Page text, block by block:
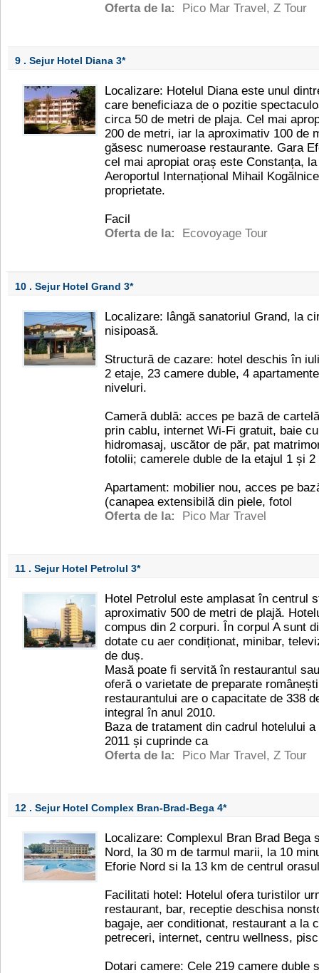
Oferta de la:
Pico Mar Travel, Z Tour
9 . Sejur Hotel Diana 3*
Localizare: Hotelul Diana este unul
care beneficiaza de o pozitie
circa 50 de metri de plaja. Cel mai
200 de metri, iar la aproximativ 100 de
găsesc numeroase restaurante. Gara
cel mai apropiat oraș este Constanța,
Aeroportul Internațional Mihail
proprietate.
Facil
Oferta de la:
Ecovoyage Tour
10 . Sejur Hotel Grand 3*
Localizare: lângă sanatoriul Grand, la
nisipoasă.
Structură de cazare: hotel deschis în
2 etaje, 23 camere duble, 4
niveluri.
Cameră dublă: acces pe bază de
prin cablu, internet Wi-Fi gratuit, baie
hidromasaj, uscător de păr, pat
fotolii; camerele duble de la etajul 1 și 2
Apartament: mobilier nou, acces pe
(canapea extensibilă din piele, fotol
Oferta de la:
Pico Mar Travel
11 . Sejur Hotel Petrolul 3*
Hotel Petrolul este amplasat în centrul
aproximativ 500 de metri de plajă.
compus din 2 corpuri. În corpul A sunt
dotate cu aer condiționat, minibar,
de duș.
Masă poate fi servită în restaurantul
oferă o varietate de preparate
restaurantului are o capacitate de 338
integral în anul 2010.
Baza de tratament din cadrul hotelului
2011 și cuprinde ca
Oferta de la:
Pico Mar Travel, Z Tour
12 . Sejur Hotel Complex Bran-Brad-Bega 4*
Localizare: Complexul Bran Brad Bega
Nord, la 30 m de tarmul marii, la 10
Eforie Nord si la 13 km de centrul
Facilitati hotel: Hotelul ofera turistilor
restaurant, bar, receptie deschisa
bagaje, aer conditionat, restaurant a la
petreceri, internet, centru wellness,
Dotari camere: Cele 219 camere duble